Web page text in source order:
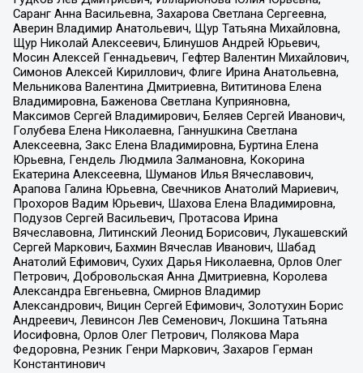
Саранг Анна Васильевна, Захарова Светлана Сергеевна,
Аверин Владимир Анатольевич, Щур Татьяна Михайловна,
Щур Николай Алексеевич, Блинушов Андрей Юрьевич,
Мосин Алексей Геннадьевич, Гефтер Валентин Михайлович,
Симонов Алексей Кириллович, Флиге Ирина Анатольевна,
Мельникова Валентина Дмитриевна, Вититинова Елена
Владимировна, Баженова Светлана Куприяновна,
Максимов Сергей Владимирович, Беляев Сергей Иванович,
Голубева Елена Николаевна, Ганнушкина Светлана
Алексеевна, Закс Елена Владимировна, Буртина Елена
Юрьевна, Гендель Людмила Залмановна, Кокорина
Екатерина Алексеевна, Шуманов Илья Вячеславович,
Арапова Галина Юрьевна, Свечников Анатолий Мариевич,
Прохоров Вадим Юрьевич, Шахова Елена Владимировна,
Подузов Сергей Васильевич, Протасова Ирина
Вячеславовна, Литинский Леонид Борисович, Лукашевский
Сергей Маркович, Бахмин Вячеслав Иванович, Шабад
Анатолий Ефимович, Сухих Дарья Николаевна, Орлов Олег
Петрович, Добровольская Анна Дмитриевна, Королева
Александра Евгеньевна, Смирнов Владимир
Александрович, Вицин Сергей Ефимович, Золотухин Борис
Андреевич, Левинсон Лев Семенович, Локшина Татьяна
Иосифовна, Орлов Олег Петрович, Полякова Мара
Федоровна, Резник Генри Маркович, Захаров Герман
Константинович